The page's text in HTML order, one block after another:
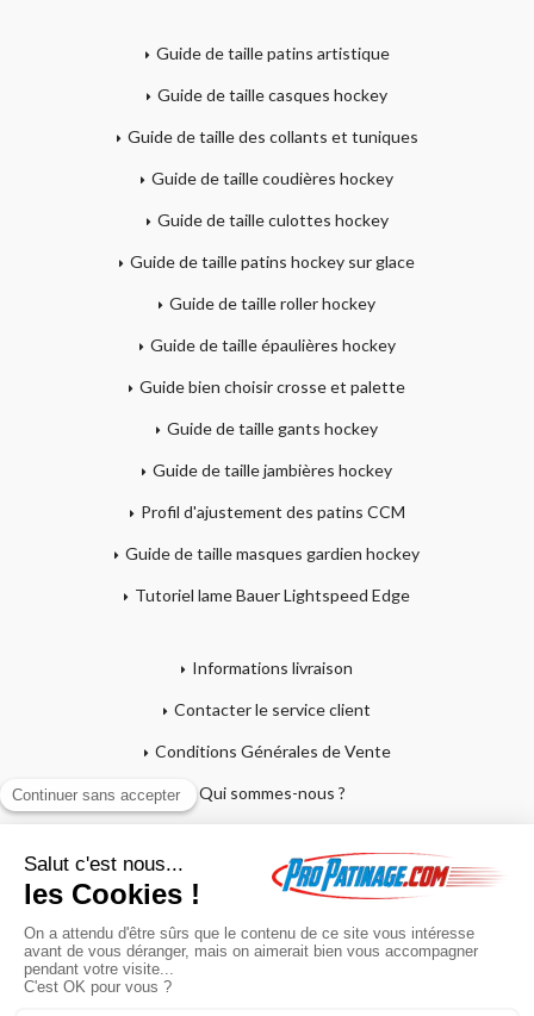
Guide de taille patins artistique
Guide de taille casques hockey
Guide de taille des collants et tuniques
Guide de taille coudières hockey
Guide de taille culottes hockey
Guide de taille patins hockey sur glace
Guide de taille roller hockey
Guide de taille épaulières hockey
Guide bien choisir crosse et palette
Guide de taille gants hockey
Guide de taille jambières hockey
Profil d'ajustement des patins CCM
Guide de taille masques gardien hockey
Tutoriel lame Bauer Lightspeed Edge
Informations livraison
Contacter le service client
Conditions Générales de Vente
Qui sommes-nous ?
Mon compte
Mon panier